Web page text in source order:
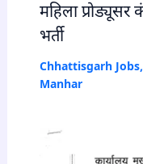
महिला प्रोड्यूसर
भर्ती
Chhattisgarh Jobs,
Manhar